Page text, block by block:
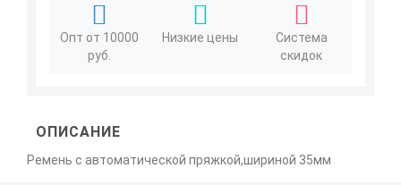
Опт от 10000
руб.
Низкие цены
Система
скидок
ОПИСАНИЕ
Ремень с автоматической пряжкой,шириной 35мм